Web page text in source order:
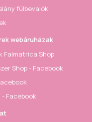
fülbevalók
webáruházak
Falmatrica Shop
Shop - Facebook
Facebook